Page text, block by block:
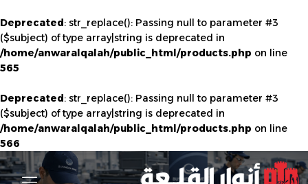
Deprecated: str_replace(): Passing null to parameter #3
($subject) of type array|string is deprecated in
/home/anwaralqalah/public_html/products.php on line
565
Deprecated: str_replace(): Passing null to parameter #3
($subject) of type array|string is deprecated in
/home/anwaralqalah/public_html/products.php on line
566